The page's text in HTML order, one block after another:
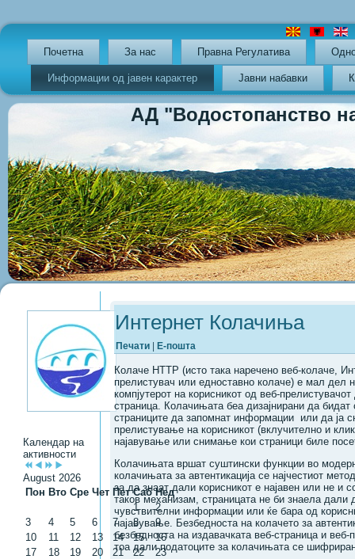
Почетна За нас Правна Регулатива
Информации од јавен карактер Јавни набавки
АД "Водостопанство на
Календар на
активности
August 2026
Пон Вто Сре Чет Пет Саб Нед
1
2
3
4 5 6 7 8
9
10
11 12 13 14 15
16
17
18 19 20 21 22
23
Интернет Колачиња
Печати Е-пошта
Колаче HTTP (исто така наречено веб-колаче,
прелистувач или едноставно колаче) е мал дел
компјутерот на корисникот од веб-
страница. Колачињата беа дизајнирани да бидат
страниците да запомнат информации или да ја
прелистување на корисникот (вклучително и
најавување или снимање кои страници биле
Колачињата вршат суштински функции во
колачињата за автентикација се најчестиот
за да знаат дали корисникот е најавен или не и
таков механизам, страницата не би знаела
чувствителни информации или ќе бара од
најавување. Безбедноста на колачето за
безбедноста на издавачката веб-страница и
тоа дали податоците за колачињата се